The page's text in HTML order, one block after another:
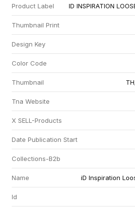
Product Label ID INSPIRATION
Thumbnail Print
Design Key
Color Code
Thumbnail
Tna Website
X SELL-Products
Date Publication Start
Collections-B2b
Name iD Inspiration
Id